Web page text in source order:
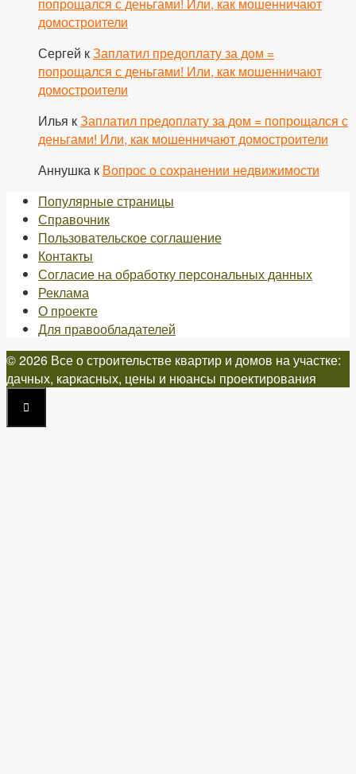
домостроители
Сергей кЗаплатил предоплату за дом =
попрощался с деньгами! Или, как мошенничают
домостроители
Илья кЗаплатил предоплату за дом = попрощался с
деньгами! Или, как мошенничают домостроители
Аннушка к Вопрос о сохранении недвижимости
Популярные страницы
Справочник
Пользовательское соглашение
Контакты
Согласие на обработку персональных данных
Реклама
О проекте
Для правообладателей
© 2026 Все о строительстве квартир и домов на участке:
дачных, каркасных, цены и нюансы проектирования